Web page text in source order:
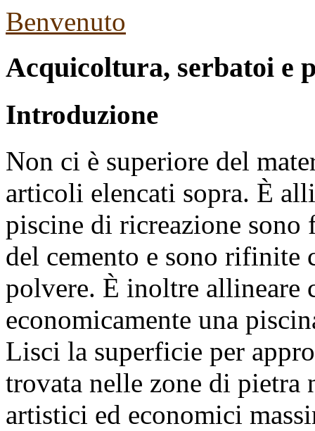
Benvenuto
Acquicoltura, serbatoi e
Introduzione
Non ci è superiore del
articoli elencati sopra. È
piscine di ricreazione sono
del cemento e sono rifinite
polvere. È inoltre allineare
economicamente una
Lisci la superficie per
trovata nelle zone di pietra
artistici ed economici